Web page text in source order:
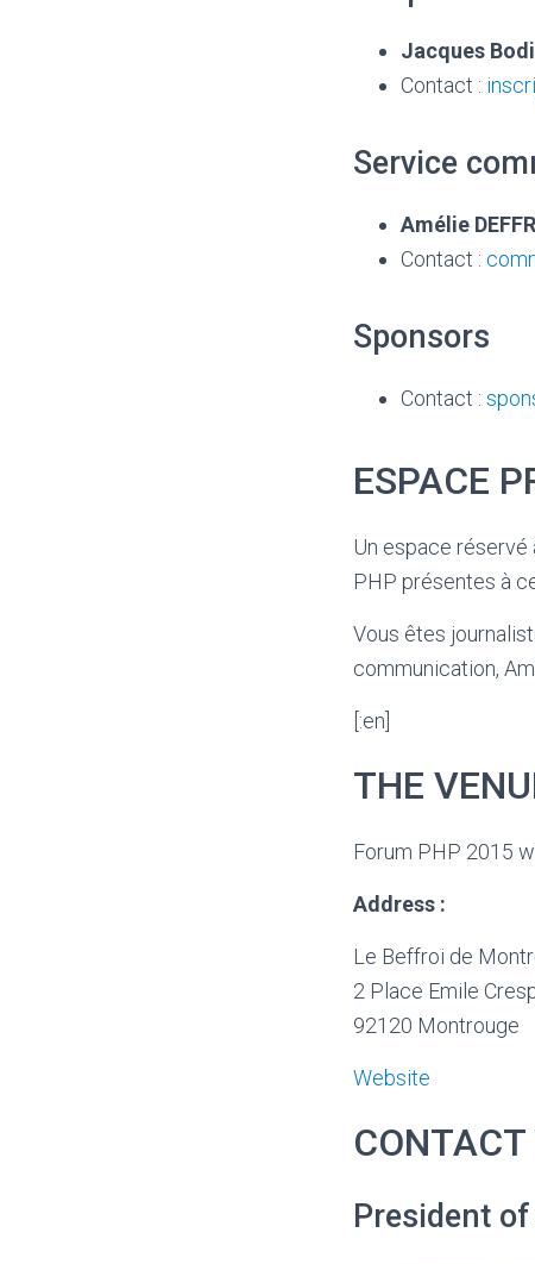
Jacques
Contact :
Service
Amélie
Contact :
Sponsors
Contact :
ESPACE
Un espace
PHP présentes à
Vous êtes
communication,
[:en]
THE
Forum PHP 2015
Address :
Le Beffroi de
2 Place Emile
92120 Montrouge
Website
President of